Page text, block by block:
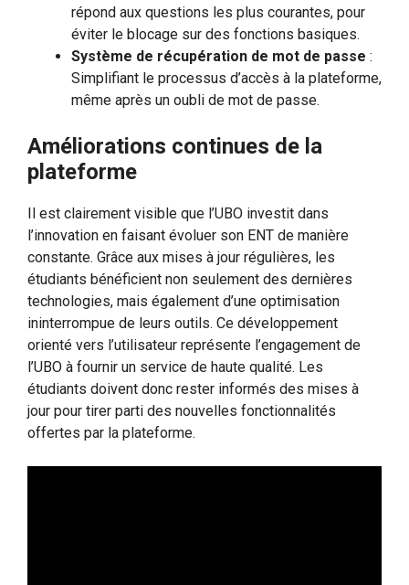
répond aux questions les plus courantes, pour
éviter le blocage sur des fonctions basiques.
Système de récupération de mot de passe :
Simplifiant le processus d’accès à la plateforme,
même après un oubli de mot de passe.
Améliorations continues de la
plateforme
Il est clairement visible que l’UBO investit dans
l’innovation en faisant évoluer son ENT de manière
constante. Grâce aux mises à jour régulières, les
étudiants bénéficient non seulement des dernières
technologies, mais également d’une optimisation
ininterrompue de leurs outils. Ce développement
orienté vers l’utilisateur représente l’engagement de
l’UBO à fournir un service de haute qualité. Les
étudiants doivent donc rester informés des mises à
jour pour tirer parti des nouvelles fonctionnalités
offertes par la plateforme.